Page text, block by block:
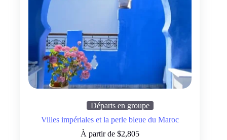
Départs en groupe
Villes impériales et la perle bleue du Maroc
À partir de$2,805